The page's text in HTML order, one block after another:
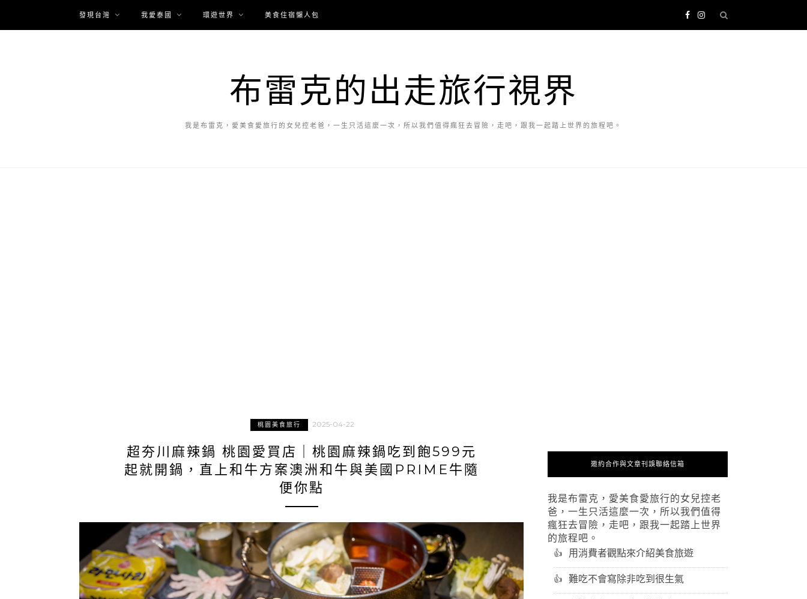
發現台灣 我愛泰國 環遊世界 美食住宿懶人包
布雷克的出走旅行視界
我是布雷克，愛美食愛旅行的女兒控老爸，一生只活這麼一次，所以我們值得瘋狂去冒險，走吧，跟我一起踏上世界的旅程吧。
桃園美食旅行 2025-04-22
超夯川麻辣鍋 桃園愛買店｜桃園麻辣鍋吃到飽599元
起就開鍋，直上和牛方案澳洲和牛與美國PRIME牛隨
便你點
邀約合作與文章刊誤聯絡信箱
我是布雷克，愛美食愛旅行的女兒控老
爸，一生只活這麼一次，所以我們值得
瘋狂去冒險，走吧，跟我一起踏上世界
的旅程吧。
用消費者觀點來介紹美食旅遊
難吃不會寫除非吃到很生氣